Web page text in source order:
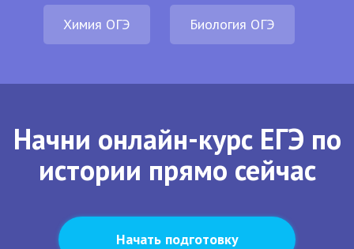
Химия ОГЭ Биология ОГЭ
Начни онлайн-курс ЕГЭ по
истории прямо сейчас
Начать подготовку